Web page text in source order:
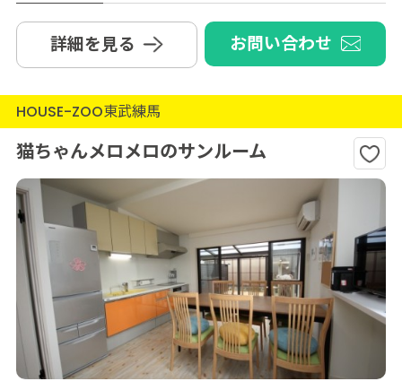
詳細を見る お問い合わせ
HOUSE-ZOO東武練馬
猫ちゃんメロメロのサンルーム